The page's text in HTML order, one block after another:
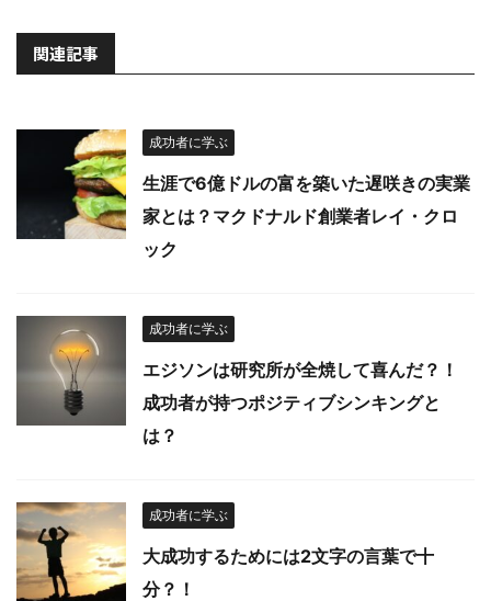
関連記事
成功者に学ぶ
生涯で6億ドルの富を築いた遅咲きの実業
家とは？マクドナルド創業者レイ・クロ
ック
成功者に学ぶ
エジソンは研究所が全焼して喜んだ？！
成功者が持つポジティブシンキングと
は？
成功者に学ぶ
大成功するためには2文字の言葉で十
分？！